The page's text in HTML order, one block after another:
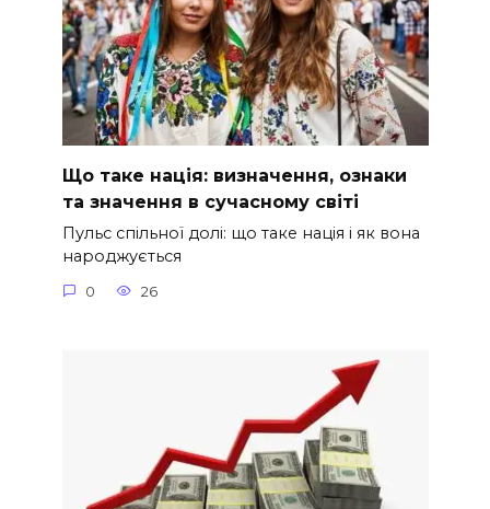
Що таке нація: визначення, ознаки
та значення в сучасному світі
Пульс спільної долі: що таке нація і як вона
народжується
0 26